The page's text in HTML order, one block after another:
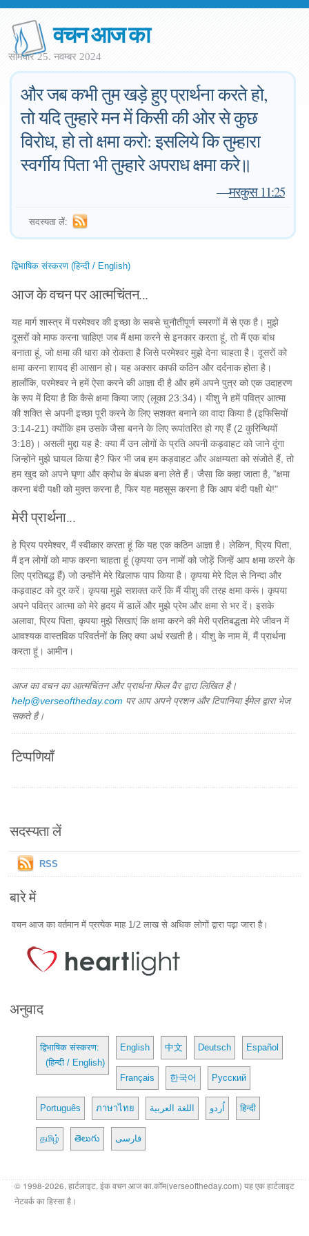
वचन आज का
सोमवार 25. नवम्बर 2024
और जब कभी तुम खड़े हुए प्रार्थना करते हो,
तो यदि तुम्हारे मन में किसी की ओर से कुछ
विरोध, हो तो क्षमा करो: इसलिये कि तुम्हारा
स्वर्गीय पिता भी तुम्हारे अपराध क्षमा करे॥
—मरकुस 11:25
सदस्यता लें:
द्विभाषिक संस्करण (हिन्दी / English)
आज के वचन पर आत्मचिंतन...
यह मार्ग शास्त्र में परमेश्वर की इच्छा के सबसे चुनौतीपूर्ण स्मरणों में से एक है। मुझे
दूसरों को माफ करना चाहिए! जब मैं क्षमा करने से इनकार करता हूं, तो मैं एक बांध
बनाता हूं, जो क्षमा की धारा को रोकता है जिसे परमेश्वर मुझे देना चाहता है। दूसरों को
क्षमा करना शायद ही आसान हो। यह अक्सर काफी कठिन और दर्दनाक होता है।
हालाँकि, परमेश्वर ने हमें ऐसा करने की आज्ञा दी है और हमें अपने पुत्र को एक उदाहरण
के रूप में दिया है कि कैसे क्षमा किया जाए (लूका 23:34)। यीशु ने हमें पवित्र आत्मा
की शक्ति से अपनी इच्छा पूरी करने के लिए सशक्त बनाने का वादा किया है (इफिसियों
3:14-21) क्योंकि हम उसके जैसा बनने के लिए रूपांतरित हो गए हैं (2 कुरिन्थियों
3:18)। असली मुद्दा यह है: क्या मैं उन लोगों के प्रति अपनी कड़वाहट को जाने दूंगा
जिन्होंने मुझे घायल किया है? फिर भी जब हम कड़वाहट और अक्षम्यता को संजोते हैं, तो
हम खुद को अपने घृणा और क्रोध के बंधक बना लेते हैं। जैसा कि कहा जाता है, "क्षमा
करना बंदी पक्षी को मुक्त करना है, फिर यह महसूस करना है कि आप बंदी पक्षी थे!"
मेरी प्रार्थना...
हे प्रिय परमेश्वर, मैं स्वीकार करता हूं कि यह एक कठिन आज्ञा है। लेकिन, प्रिय पिता,
मैं इन लोगों को माफ करना चाहता हूं (कृपया उन नामों को जोड़ें जिन्हें आप क्षमा करने के
लिए प्रतिबद्ध हैं) जो उन्होंने मेरे खिलाफ पाप किया है। कृपया मेरे दिल से निन्दा और
कड़वाहट को दूर करें। कृपया मुझे सशक्त करें कि मैं यीशु की तरह क्षमा करूं। कृपया
अपने पवित्र आत्मा को मेरे हृदय में डालें और मुझे प्रेम और क्षमा से भर दें। इसके
अलावा, प्रिय पिता, कृपया मुझे सिखाएं कि क्षमा करने की मेरी प्रतिबद्धता मेरे जीवन में
आवश्यक वास्तविक परिवर्तनों के लिए क्या अर्थ रखती है। यीशु के नाम में, मैं प्रार्थना
करता हूं। आमीन।
आज का वचन का आत्मचिंतन और प्रार्थना फिल वैर द्वारा लिखित है।
help@verseoftheday.com पर आप अपने प्रशन और टिपानिया ईमेल द्वारा भेज
सकते है।
टिप्पणियाँ
सदस्यता लें
RSS
बारे में
वचन आज का वर्तमान में प्रत्येक माह 1/2 लाख से अधिक लोगों द्वारा पढ़ा जारा है।
अनुवाद
द्विभाषिक संस्करण:
(हिन्दी / English)
English 中文 Deutsch Español
Français 한국어 Русский
Português ภาษาไทย اللغة العربية اُردو हिन्दी
தமிழ் తెలుగు فارسی
© 1998-2026, हार्टलाइट, इंक वचन आज का.कॉम(verseoftheday.com) यह एक हार्टलाइट
नेटवर्क का हिस्सा है।